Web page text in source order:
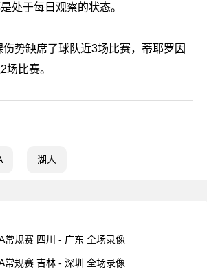
处于每日观察的状态。
势缺席了球队近3场比赛，蒂耶罗因
场比赛。
湖人
常规赛 四川 - 广东 全场录像
常规赛 吉林 - 深圳 全场录像